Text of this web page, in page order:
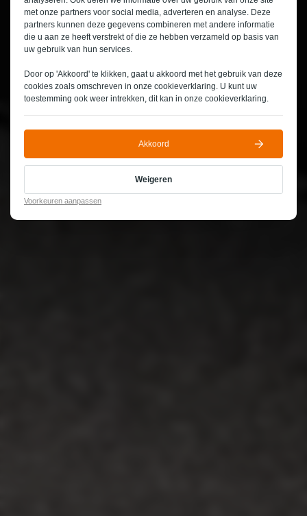
met onze partners voor social media, adverteren en analyse. Deze
partners kunnen deze gegevens combineren met andere informatie
die u aan ze heeft verstrekt of die ze hebben verzameld op basis van
uw gebruik van hun services.
Door op 'Akkoord' te klikken, gaat u akkoord met het gebruik van deze
cookies zoals omschreven in onze cookieverklaring. U kunt uw
toestemming ook weer intrekken, dit kan in onze cookieverklaring.
Akkoord
Weigeren
Voorkeuren aanpassen